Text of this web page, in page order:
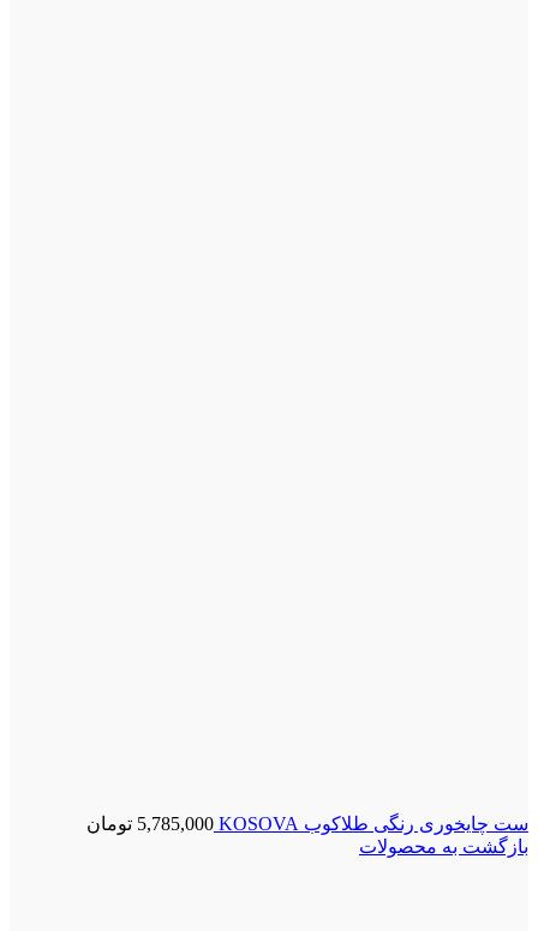
ست چایخوری رنگی طلاکوب KOSOVA 5,785,000 تومان
بازگشت به محصولات